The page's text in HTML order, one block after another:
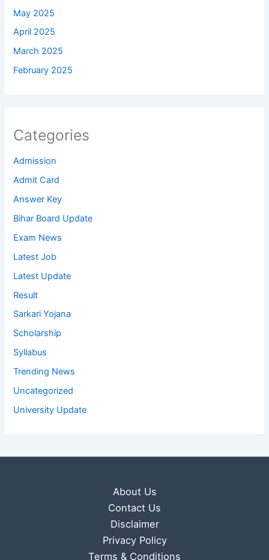
May 2025
April 2025
March 2025
February 2025
Categories
Admission
Admit Card
Answer Key
Bihar Board Update
Exam News
Latest Job
Latest Update
Result
Sarkari Yojana
Scholarship
Syllabus
Trending News
Uncategorized
University Update
About Us
Contact Us
Disclaimer
Privacy Policy
Terms & Conditions